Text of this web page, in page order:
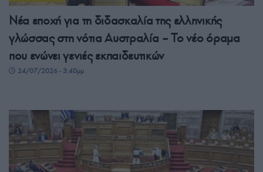
Νέα εποχή για τη διδασκαλία της ελληνικής
γλώσσας στη νότια Αυστραλία – Το νέο όραμα
που ενώνει γενιές εκπαιδευτικών
24/07/2026 - 3:40μμ